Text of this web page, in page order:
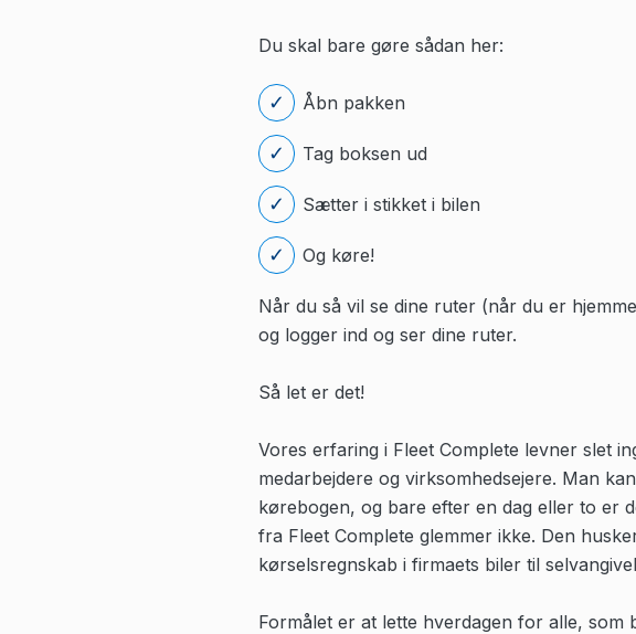
Du skal bare gøre sådan her:
Åbn pakken
Tag boksen ud
Sætter i stikket i bilen
Og køre!
Når du så vil se dine ruter (når du er
og logger ind og ser dine ruter.
Så let er det!
Vores erfaring i Fleet Complete levner slet
medarbejdere og virksomhedsejere. Man
kørebogen, og bare efter en dag eller to er
fra Fleet Complete glemmer ikke. Den
kørselsregnskab i firmaets biler til
Formålet er at lette hverdagen for alle,